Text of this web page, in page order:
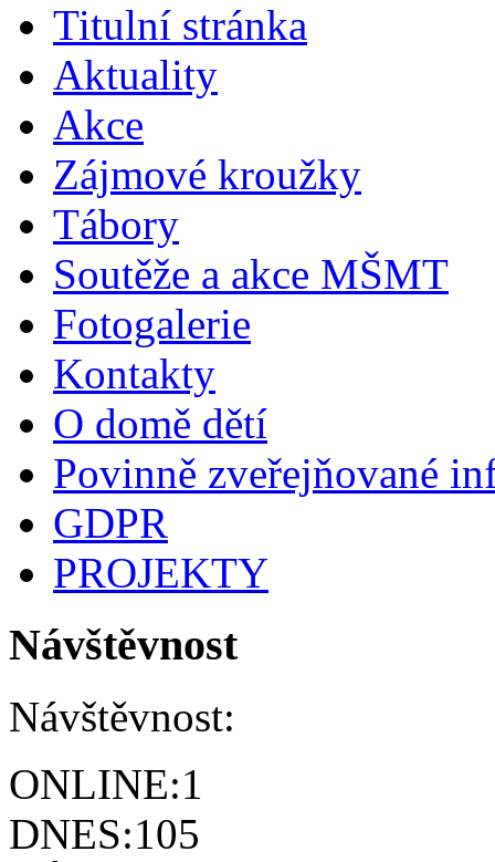
Titulní stránka
Aktuality
Akce
Zájmové kroužky
Tábory
Soutěže a akce MŠMT
Fotogalerie
Kontakty
O domě dětí
Povinně zveřejňované
GDPR
PROJEKTY
Návštěvnost
Návštěvnost:
ONLINE:1
DNES:105